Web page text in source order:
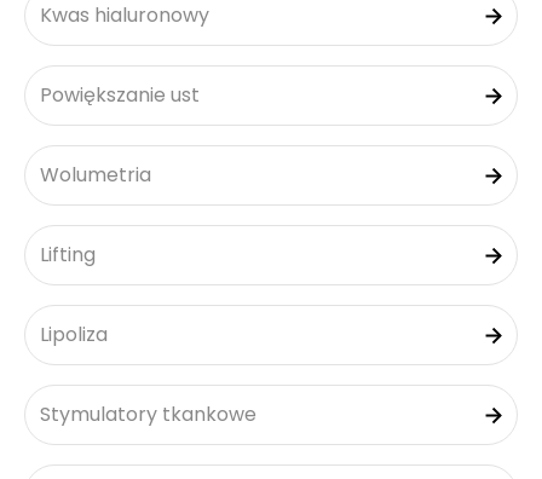
Kwas hialuronowy
Powiększanie ust
Wolumetria
Lifting
Lipoliza
Stymulatory tkankowe